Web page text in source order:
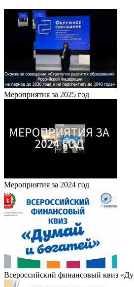
Мероприятия за 2025 год
Мероприятия за 2024 год
Всероссийский финансовый квиз